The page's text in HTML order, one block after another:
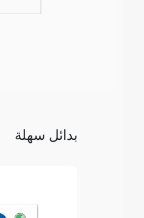
بدائل سهلة